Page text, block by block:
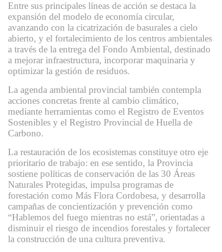
Entre sus principales líneas de acción se destaca la
expansión del modelo de economía circular,
avanzando con la cicatrización de basurales a cielo
abierto, y el fortalecimiento de los centros ambientales
a través de la entrega del Fondo Ambiental, destinado
a mejorar infraestructura, incorporar maquinaria y
optimizar la gestión de residuos.
La agenda ambiental provincial también contempla
acciones concretas frente al cambio climático,
mediante herramientas como el Registro de Eventos
Sostenibles y el Registro Provincial de Huella de
Carbono.
La restauración de los ecosistemas constituye otro eje
prioritario de trabajo: en ese sentido, la Provincia
sostiene políticas de conservación de las 30 Áreas
Naturales Protegidas, impulsa programas de
forestación como Más Flora Cordobesa, y desarrolla
campañas de concientización y prevención como
“Hablemos del fuego mientras no está”, orientadas a
disminuir el riesgo de incendios forestales y fortalecer
la construcción de una cultura preventiva.